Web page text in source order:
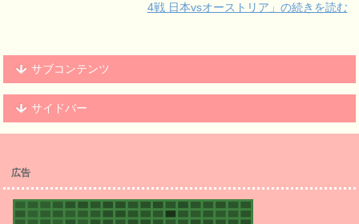
4戦 日本vsオーストリア」の続きを読む
サブコンテンツ
サイドバー
広告